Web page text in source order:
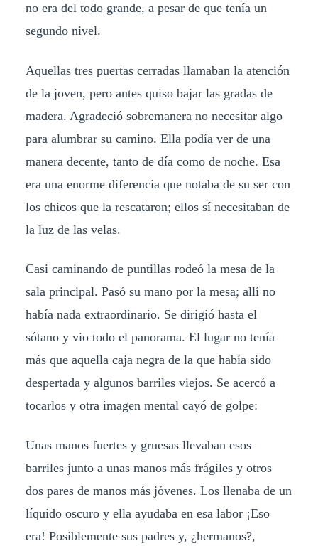
no era del todo grande, a pesar de que tenía un
segundo nivel.
Aquellas tres puertas cerradas llamaban la atención
de la joven, pero antes quiso bajar las gradas de
madera. Agradeció sobremanera no necesitar algo
para alumbrar su camino. Ella podía ver de una
manera decente, tanto de día como de noche. Esa
era una enorme diferencia que notaba de su ser con
los chicos que la rescataron; ellos sí necesitaban de
la luz de las velas.
Casi caminando de puntillas rodeó la mesa de la
sala principal. Pasó su mano por la mesa; allí no
había nada extraordinario. Se dirigió hasta el
sótano y vio todo el panorama. El lugar no tenía
más que aquella caja negra de la que había sido
despertada y algunos barriles viejos. Se acercó a
tocarlos y otra imagen mental cayó de golpe:
Unas manos fuertes y gruesas llevaban esos
barriles junto a unas manos más frágiles y otros
dos pares de manos más jóvenes. Los llenaba de un
líquido oscuro y ella ayudaba en esa labor ¡Eso
era! Posiblemente sus padres y, ¿hermanos?,